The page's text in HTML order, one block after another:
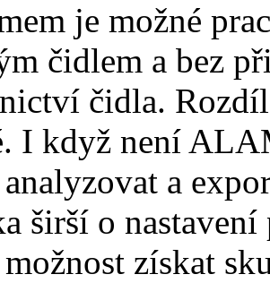
je možné
čidlem a bez
čidla.
I když není
a
širší o
získat